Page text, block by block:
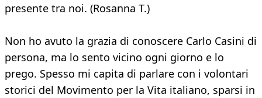
presente tra noi. (Rosanna T.)
Non ho avuto la grazia di conoscere Carlo Casini di
persona, ma lo sento vicino ogni giorno e lo
prego. Spesso mi capita di parlare con i volontari
storici del Movimento per la Vita italiano, sparsi in